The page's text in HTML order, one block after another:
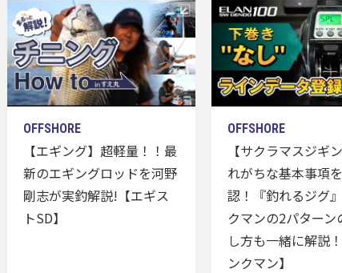
【エギング】超軽量！！最
新のエギングロッドを河野
剛志が実釣解説!【エギス
トSD】
【サクラマスジギ
れがちな基本事項
認！『釣れるジグ
クマンの2パターン
し方も一緒に解説
ンクマン】